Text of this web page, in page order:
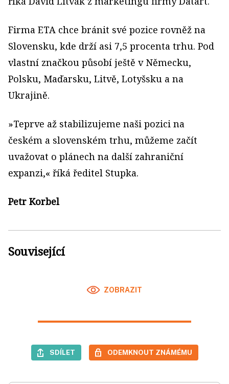
Firma ETA chce bránit své pozice rovněž na
Slovensku, kde drží asi 7,5 procenta trhu. Pod
vlastní značkou působí ještě v Německu,
Polsku, Maďarsku, Litvě, Lotyšsku a na
Ukrajině.
»Teprve až stabilizujeme naši pozici na
českém a slovenském trhu, můžeme začít
uvažovat o plánech na další zahraniční
expanzi,« říká ředitel Stupka.
Petr Korbel
Související
ZOBRAZIT
SDÍLET ODEMKNOUT ZNÁMÉMU